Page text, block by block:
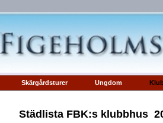
Skärgårdsturer Ungdom
Städlista FBK:s klubbhus